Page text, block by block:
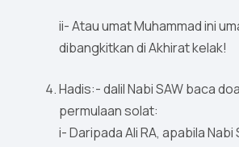
ii- Atau umat Muhammad ini
dibangkitkan di Akhirat kelak!
Hadis:- dalil Nabi SAW baca
permulaan solat:
i- Daripada Ali RA, apabila Nabi